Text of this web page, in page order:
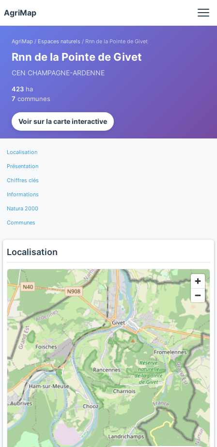
AgriMap
AgriMap / Espaces naturels / Rnn de la Pointe de Givet
Rnn de la Pointe de Givet
CEN CHAMPAGNE-ARDENNE
423 ha
7 communes
Voir sur la carte interactive
Localisation
Présentation
Chiffres clés
Informations
Natura 2000
Communes
Localisation